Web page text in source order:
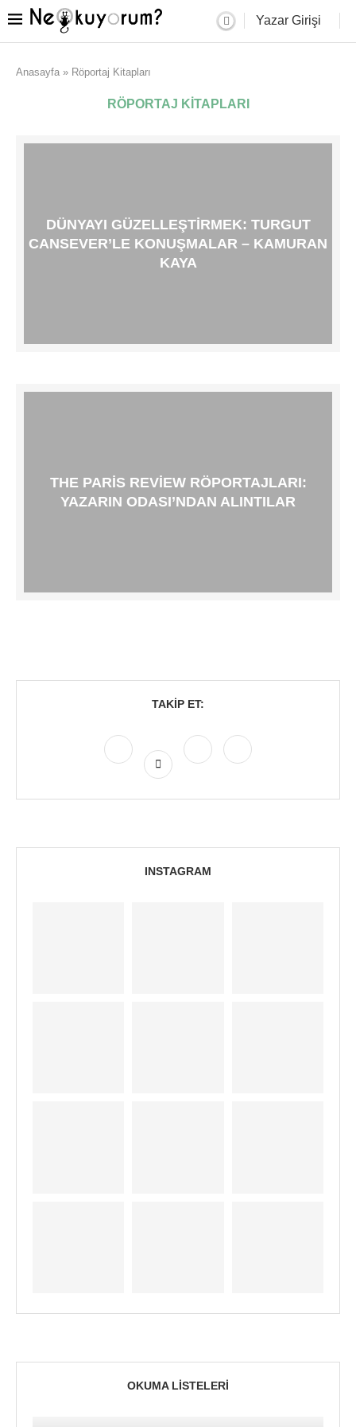
Yazar Girişi
Anasayfa » Röportaj Kitapları
RÖPORTAJ KITAPLARI
DÜNYAYI GÜZELLEŞTIRMEK: TURGUT
CANSEVER’LE KONUŞMALAR – KAMURAN
KAYA
THE PARIS REVIEW RÖPORTAJLARI:
YAZARIN ODASI’NDAN ALINTILAR
TAKIP ET:
INSTAGRAM
OKUMA LISTELERI